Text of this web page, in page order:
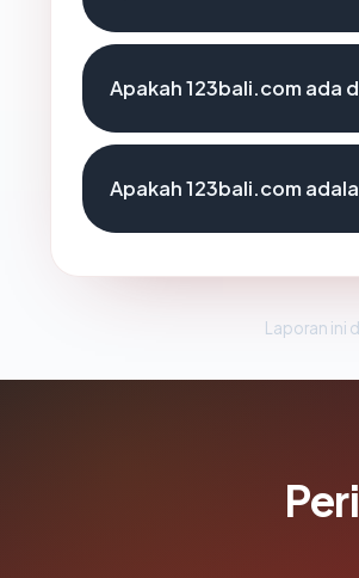
Apakah 123bali.com ada
Apakah 123bali.com
Laporan ini